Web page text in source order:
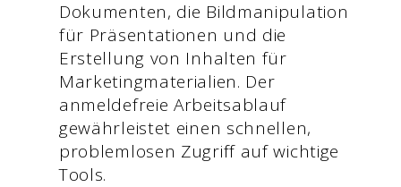
Dokumenten, die Bildmanipulation
für Präsentationen und die
Erstellung von Inhalten für
Marketingmaterialien. Der
anmeldefreie Arbeitsablauf
gewährleistet einen schnellen,
problemlosen Zugriff auf wichtige
Tools.